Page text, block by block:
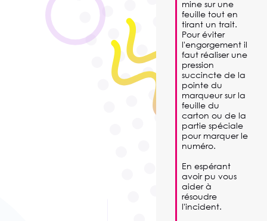
mine sur une
feuille tout en
tirant un trait.
Pour éviter
l'engorgement il
faut réaliser une
pression
succincte de la
pointe du
marqueur sur la
feuille du
carton ou de la
partie spéciale
pour marquer le
numéro.
En espérant
avoir pu vous
aider à
résoudre
l'incident.